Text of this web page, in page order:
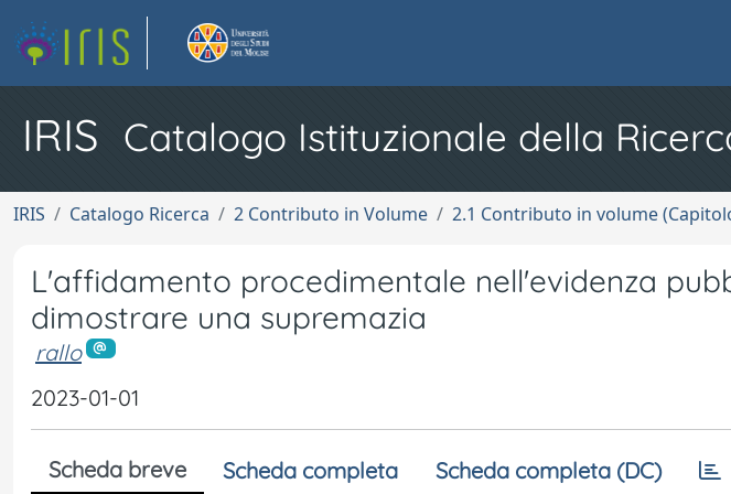
IRIS Catalogo Istituzionale della
IRIS Catalogo Ricerca 2 Contributo in Volume 2.1 Contributo in volume
L'affidamento procedimentale nell'evidenza
dimostrare una supremazia
rallo
2023-01-01
Scheda breve Scheda completa Scheda completa (DC)